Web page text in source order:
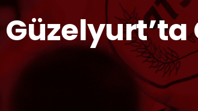
Güzelyurt’ta